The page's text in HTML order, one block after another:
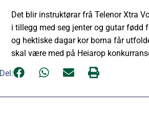
Det blir instruktørar frå Telenor Xtra
i tillegg med seg jenter og gutar fødd
og hektiske dagar kor borna får
skal være med på Heiarop
Del: